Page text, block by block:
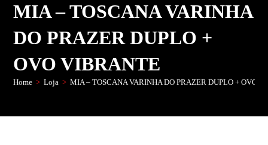
MIA – TOSCANA VARINHA
DO PRAZER DUPLO +
OVO VIBRANTE
Home > Loja > MIA – TOSCANA VARINHA DO PRAZER DUPLO + OVO